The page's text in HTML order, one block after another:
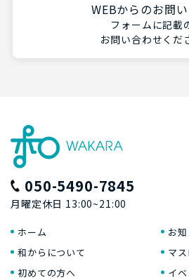
WEBからのお問
フォームに記載
お問い合わせくだ
050-5490-7845
月曜定休日 13:00~21:00
ホーム
和からについて
初めての方へ
お
マ
イ